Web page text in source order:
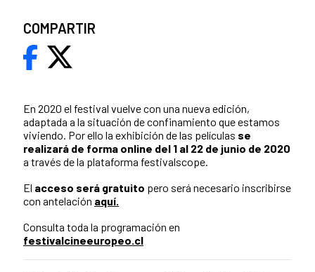
En 2020 el festival vuelve con una nueva edición,
adaptada a la situación de confinamiento que estamos
viviendo. Por ello la exhibición de las películas se
realizará de forma online del 1 al 22 de junio de 2020
a través de la plataforma festivalscope.
El acceso será gratuito pero será necesario inscribirse
con antelación aquí.
Consulta toda la programación en
festivalcineeuropeo.cl
COMPARTIR